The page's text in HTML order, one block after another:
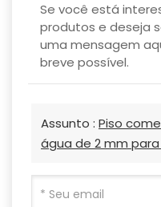
Se você está
produtos e deseja
uma mensagem
breve possível.
Assunto : Piso
água de 2 mm